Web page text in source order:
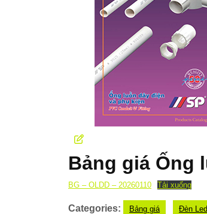
Bảng giá Ống
BG – OLDD – 20260110 Tải xuống
Categories: Bảng giá Đèn